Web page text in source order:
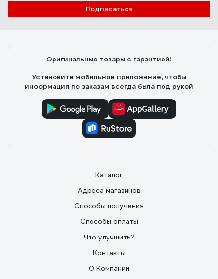
Подписаться
Оригинальные товары с гарантией!
Установите мобильное приложение, чтобы
информация по заказам всегда была под рукой
Каталог
Адреса магазинов
Способы получения
Способы оплаты
Что улучшить?
Контакты
О Компании